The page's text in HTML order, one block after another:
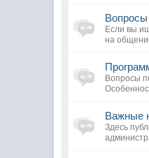
Если вы
на
Вопросы
Важные
Здесь